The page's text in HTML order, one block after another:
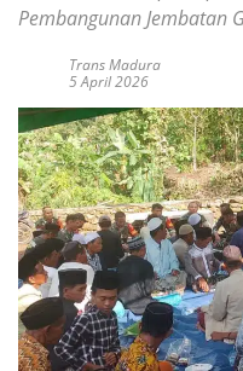
Pembangunan Jembatan
Trans Madura
5 April 2026